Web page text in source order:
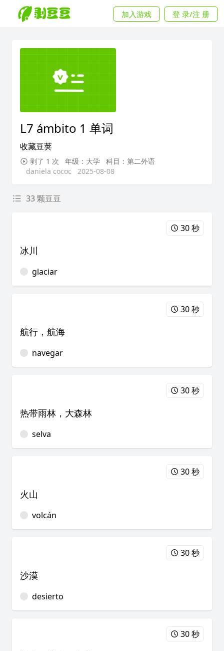
加入游戏 登 录/注 册
L7 ámbito 1 单词
收藏豆荚
剥了 1 次 年级：大学
科目：第二外语
daniela cococ
2025-08-08
33 颗豆豆
30 秒
冰川
glaciar
30 秒
航行，航海
navegar
30 秒
热带雨林，大森林
selva
30 秒
火山
volcán
30 秒
沙漠
desierto
30 秒